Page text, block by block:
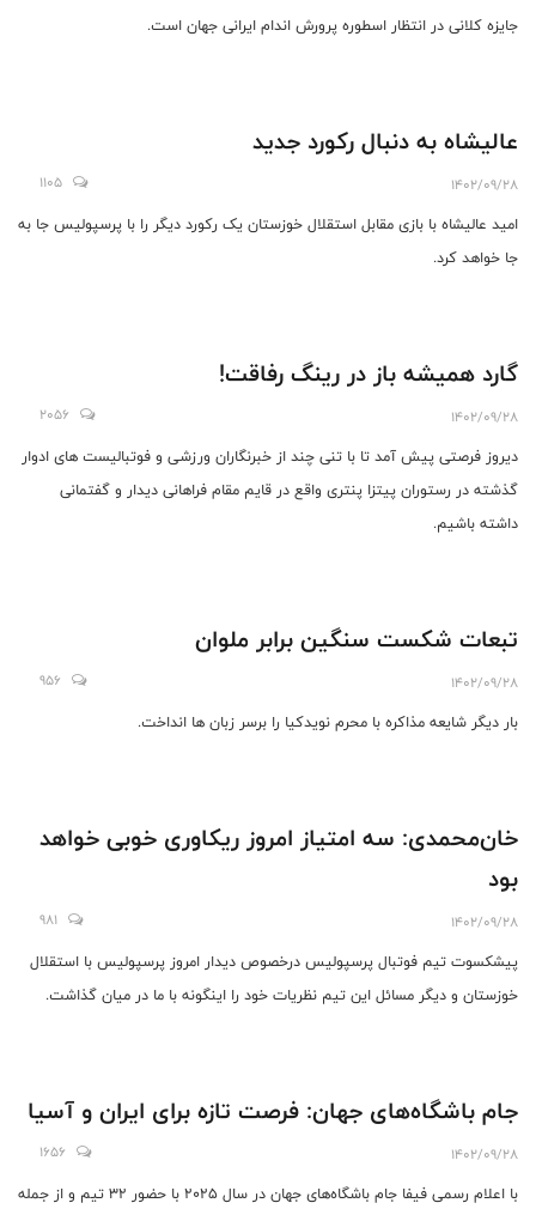
جایزه کلانی در انتظار اسطوره پرورش اندام ایرانی جهان است.
عالیشاه به دنبال رکورد جدید
1402/09/28
1105
امید عالیشاه با بازی مقابل استقلال خوزستان یک رکورد دیگر را با پرسپولیس جا به
جا خواهد کرد.
گارد همیشه باز در رینگ رفاقت!
1402/09/28
2056
دیروز فرصتی پیش آمد تا با تنی چند از خبرنگاران ورزشی و فوتبالیست های ادوار
گذشته در رستوران پیتزا پنتری واقع در قایم مقام فراهانی دیدار و گفتمانی
داشته باشیم.
تبعات شکست سنگین برابر ملوان
1402/09/28
956
بار دیگر شایعه مذاکره با محرم نویدکیا را برسر زبان ها انداخت.
خان‌محمدی: سه امتیاز امروز ریکاوری خوبی خواهد
بود
1402/09/28
981
پیشکسوت تیم فوتبال پرسپولیس درخصوص دیدار امروز پرسپولیس با استقلال
خوزستان و دیگر مسائل این تیم نظریات خود را اینگونه با ما در میان گذاشت.
جام باشگاه‌های جهان: فرصت تازه برای ایران و آسیا
1402/09/28
1656
با اعلام رسمی فیفا جام باشگاه‌های جهان در سال 2025 با حضور 32 تیم و از جمله